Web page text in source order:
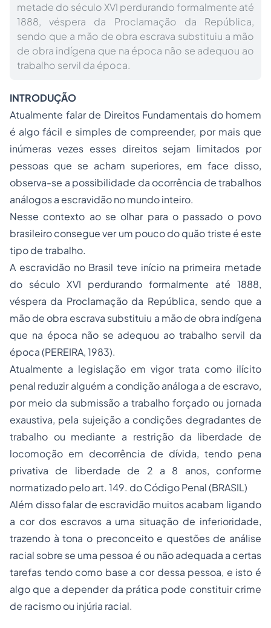
metade do século XVI perdurando formalmente até
1888, véspera da Proclamação da República,
sendo que a mão de obra escrava substituiu a mão
de obra indígena que na época não se adequou ao
trabalho servil da época.
INTRODUÇÃO
Atualmente falar de Direitos Fundamentais do homem
é algo fácil e simples de compreender, por mais que
inúmeras vezes esses direitos sejam limitados por
pessoas que se acham superiores, em face disso,
observa-se a possibilidade da ocorrência de trabalhos
análogos a escravidão no mundo inteiro.
Nesse contexto ao se olhar para o passado o povo
brasileiro consegue ver um pouco do quão triste é este
tipo de trabalho.
A escravidão no Brasil teve início na primeira metade
do século XVI perdurando formalmente até 1888,
véspera da Proclamação da República, sendo que a
mão de obra escrava substituiu a mão de obra indígena
que na época não se adequou ao trabalho servil da
época (PEREIRA, 1983).
Atualmente a legislação em vigor trata como ilícito
penal reduzir alguém a condição análoga a de escravo,
por meio da submissão a trabalho forçado ou jornada
exaustiva, pela sujeição a condições degradantes de
trabalho ou mediante a restrição da liberdade de
locomoção em decorrência de dívida, tendo pena
privativa de liberdade de 2 a 8 anos, conforme
normatizado pelo art. 149. do Código Penal (BRASIL)
Além disso falar de escravidão muitos acabam ligando
a cor dos escravos a uma situação de inferioridade,
trazendo à tona o preconceito e questões de análise
racial sobre se uma pessoa é ou não adequada a certas
tarefas tendo como base a cor dessa pessoa, e isto é
algo que a depender da prática pode constituir crime
de racismo ou injúria racial.